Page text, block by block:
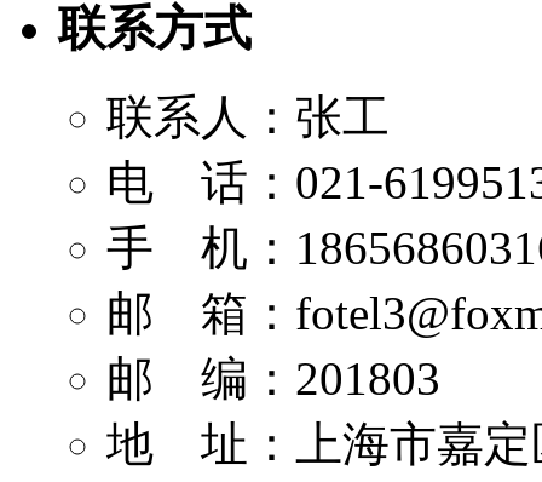
联系方式
联系人：张工
电 话：021-
手 机：
邮 箱：
邮 编：201803
地 址：上海市嘉定